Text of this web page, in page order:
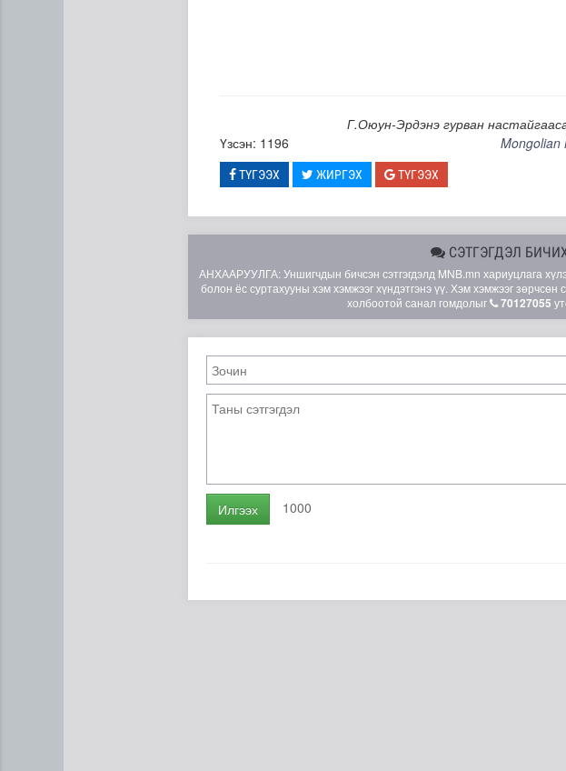
“Дүрслэх урлагийн оюуны өв сан” тусгай үзэсгэлэн
Г.Оюун-Эрдэнэ гурван
Үзсэн: 1196
Mongolian
ТҮГЭЭХ ЖИРГЭХ ТҮГЭЭХ
СЭТГЭГДЭЛ
АНХААРУУЛГА: Уншигчдын бичсэн сэтгэгдэлд MNB.mn хариуцлага
болон ёс суртахууны хэм хэмжээг хүндэтгэнэ үү. Хэм хэмжээг зөрчсөн
холбоотой санал гомдолыг
70127055
Илгээх 1000